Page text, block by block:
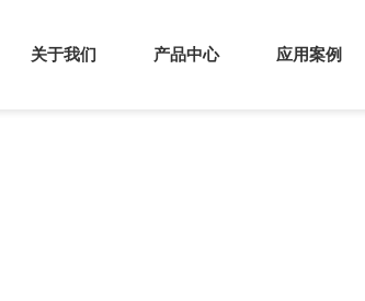
关于我们 产品中心 应用案例